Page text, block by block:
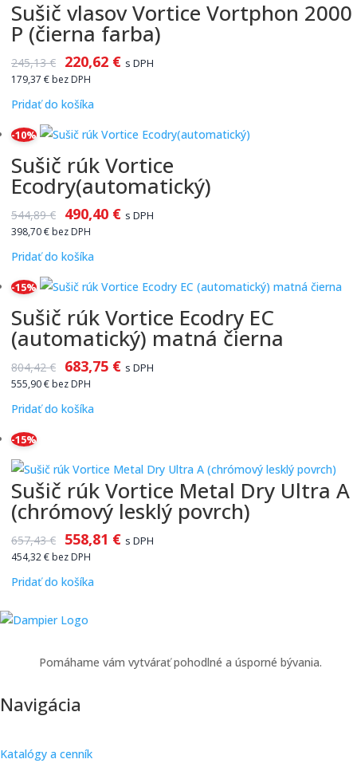
Sušič vlasov Vortice Vortphon 2000
P (čierna farba)
245,13€ 220,62 € s DPH
179,37 € bez DPH
Pridať do košíka
-10%
Sušič rúk Vortice
Ecodry(automatický)
544,89€ 490,40 € s DPH
398,70€ bez DPH
Pridať do košíka
-15%
Sušič rúk Vortice Ecodry EC
(automatický) matná čierna
804,42€ 683,75 € s DPH
555,90€ bez DPH
Pridať do košíka
-15%
Sušič rúk Vortice Metal Dry Ultra A
(chrómový lesklý povrch)
657,43€ 558,81 € s DPH
454,32€ bez DPH
Pridať do košíka
Pomáhame vám vytvárať pohodlné a úsporné bývania.
Navigácia
Katalógy a cenník